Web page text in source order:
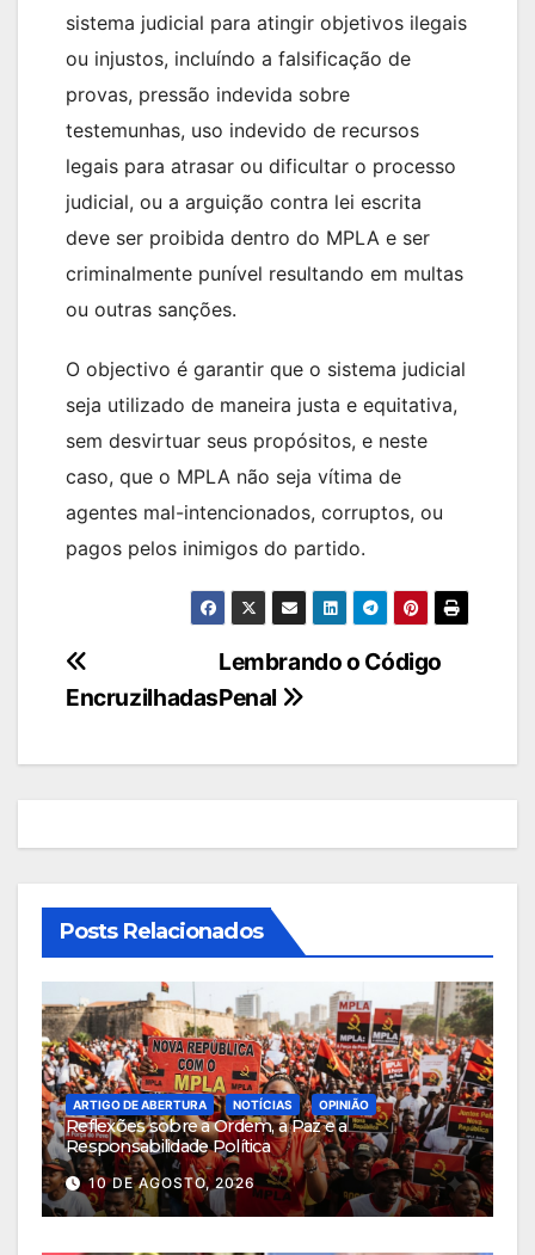
sistema judicial para atingir objetivos ilegais
ou injustos, incluíndo a falsificação de
provas, pressão indevida sobre
testemunhas, uso indevido de recursos
legais para atrasar ou dificultar o processo
judicial, ou a arguição contra lei escrita
deve ser proibida dentro do MPLA e ser
criminalmente punível resultando em multas
ou outras sanções.
O objectivo é garantir que o sistema judicial
seja utilizado de maneira justa e equitativa,
sem desvirtuar seus propósitos, e neste
caso, que o MPLA não seja vítima de
agentes mal-intencionados, corruptos, ou
pagos pelos inimigos do partido.
Navegação
de
artigos
Lembrando o Código
Penal
Encruzilhadas
Posts Relacionados
ARTIGO DE ABERTURA NOTÍCIAS OPINIÃO
Reflexões sobre a Ordem, a Paz e a
Responsabilidade Política
10 DE AGOSTO, 2026